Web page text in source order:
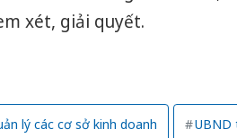
xét, giải quyết.
lý các cơ sở kinh doanh UBND